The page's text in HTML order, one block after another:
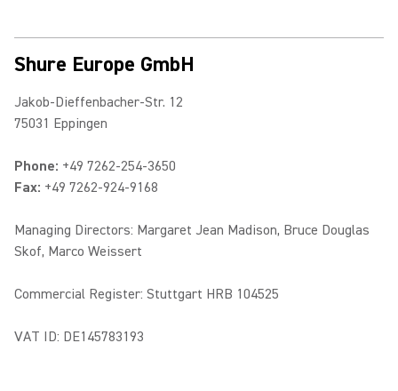
Shure Europe GmbH
Jakob-Dieffenbacher-Str. 12
75031 Eppingen
Phone: +49 7262-254-3650
Fax: +49 7262-924-9168
Managing Directors: Margaret Jean Madison, Bruce Douglas
Skof, Marco Weissert
Commercial Register: Stuttgart HRB 104525
VAT ID: DE145783193